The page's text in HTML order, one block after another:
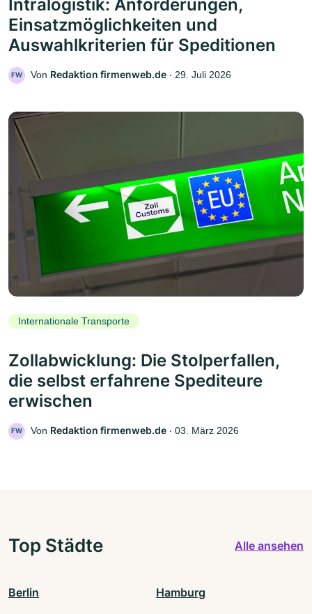
Intralogistik: Anforderungen,
Einsatzmöglichkeiten und
Auswahlkriterien für Speditionen
FW Von Redaktion firmenweb.de ‧ 29. Juli 2026
Internationale Transporte
Zollabwicklung: Die Stolperfallen,
die selbst erfahrene Spediteure
erwischen
FW Von Redaktion firmenweb.de ‧ 03. März 2026
Top Städte Alle ansehen
Berlin Hamburg